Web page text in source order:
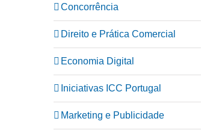
Concorrência
Direito e Prática Comercial
Economia Digital
Iniciativas ICC Portugal
Marketing e Publicidade